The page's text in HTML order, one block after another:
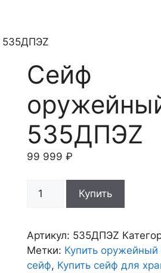
Сейф
535ДПЭZ
99 999 ₽
товара
оружейный
535ДПЭZ
Купить
Артикул: 535ДПЭZ
Метки: Купить оружейный
сейф, Купить сейф для